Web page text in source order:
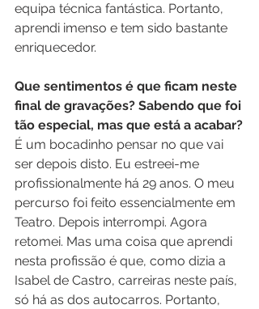
equipa técnica fantástica. Portanto,
aprendi imenso e tem sido bastante
enriquecedor.
Que sentimentos é que ficam neste
final de gravações? Sabendo que foi
tão especial, mas que está a acabar?
É um bocadinho pensar no que vai
ser depois disto. Eu estreei-me
profissionalmente há 29 anos. O meu
percurso foi feito essencialmente em
Teatro. Depois interrompi. Agora
retomei. Mas uma coisa que aprendi
nesta profissão é que, como dizia a
Isabel de Castro, carreiras neste país,
só há as dos autocarros. Portanto,